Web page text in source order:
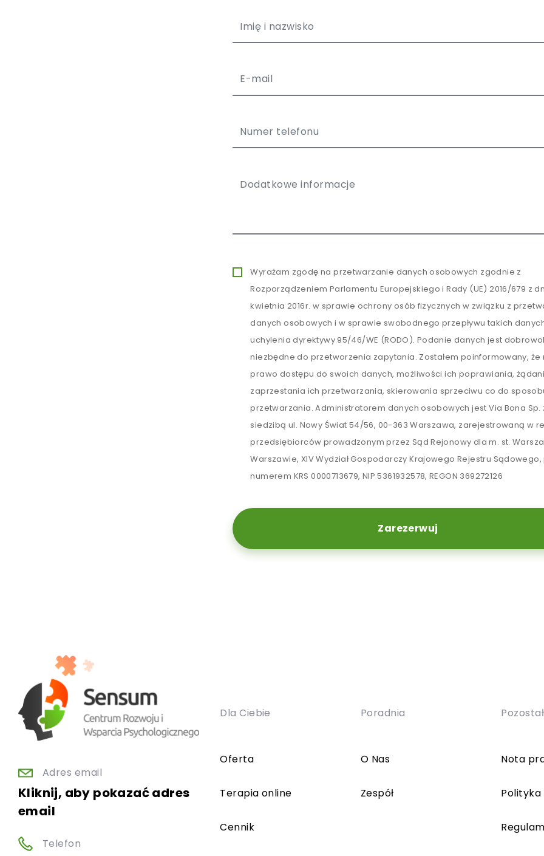
Wyrażam zgodę na przetwarzanie danych osobowych zgodnie z
Rozporządzeniem Parlamentu Europejskiego i Rady (UE) 2016/679 z
kwietnia 2016r. w sprawie ochrony osób fizycznych w związku z
danych osobowych i w sprawie swobodnego przepływu takich
uchylenia dyrektywy 95/46/WE (RODO). Podanie danych jest
niezbędne do przetworzenia zapytania. Zostałem poinformowany, że
prawo dostępu do swoich danych, możliwości ich poprawiania,
zaprzestania ich przetwarzania, skierowania sprzeciwu co do
przetwarzania. Administratorem danych osobowych jest Via Bona Sp.
siedzibą ul. Nowy Świat 54/56, 00-363 Warszawa, zarejestrowaną w
przedsiębiorców prowadzonym przez Sąd Rejonowy dla m. st.
Warszawie, XIV Wydział Gospodarczy Krajowego Rejestru
numerem KRS 0000713679, NIP 5361932578, REGON 369272126
Zarezerwuj
Adres email
Kliknij, aby pokazać adres
email
Telefon
Dla Ciebie
Oferta
Terapia online
Cennik
Poradnia
O Nas
Zespół
Nota